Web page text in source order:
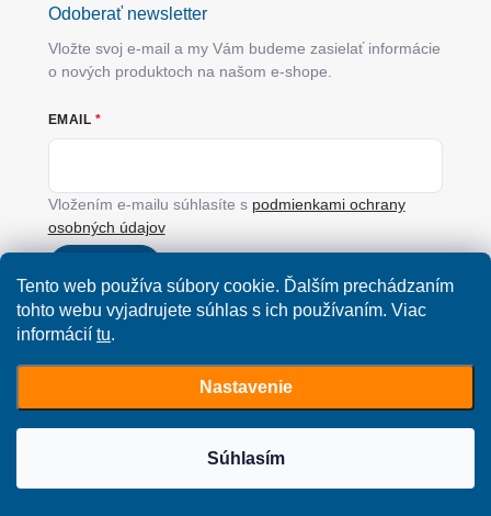
Tento web používa súbory cookie. Ďalším prechádzaním
tohto webu vyjadrujete súhlas s ich používaním. Viac
informácií tu.
Nastavenie
Súhlasím
Odoberať newsletter
Vložte svoj e-mail a my Vám budeme zasielať informácie
o nových produktoch na našom e-shope.
EMAIL
Vložením e-mailu súhlasíte s podmienkami ochrany
osobných údajov